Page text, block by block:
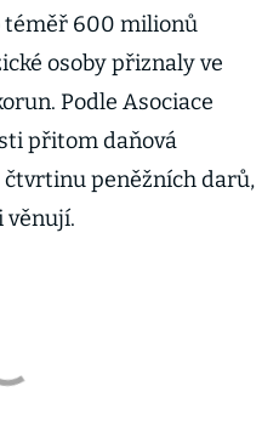
téměř 600 milionů
osoby přiznaly ve
Podle Asociace
přitom daňová
peněžních darů,
věnují.